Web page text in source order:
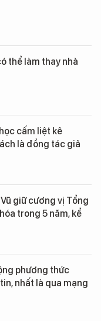
thể làm thay nhà
cấm liệt kê
là đồng tác giả
giữ cương vị Tổng
trong 5 năm, kể
phương thức
nhất là qua mạng